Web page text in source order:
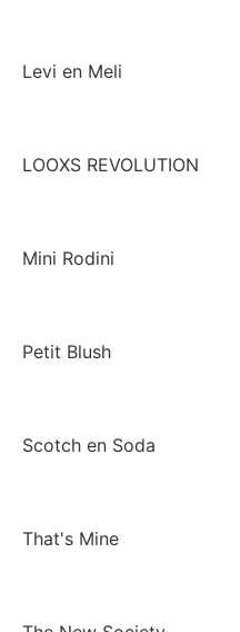
Levi en Meli
LOOXS REVOLUTION
Mini Rodini
Petit Blush
Scotch en Soda
That's Mine